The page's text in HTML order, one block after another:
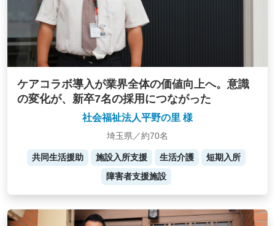
ケアコラボ導入が業界全体の価値向上へ。意識
の変化が、新卒7名の採用につながった
社会福祉法人平野の里 様
埼玉県／約70名
共同生活援助 施設入所支援 生活介護
短期入所
障害者支援施設